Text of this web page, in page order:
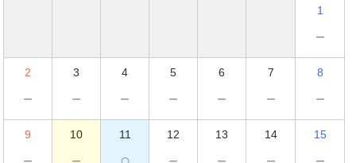
1
－
2
－
3
－
4
－
5
－
6
－
7
－
8
－
9 10 11 12 13 14 15